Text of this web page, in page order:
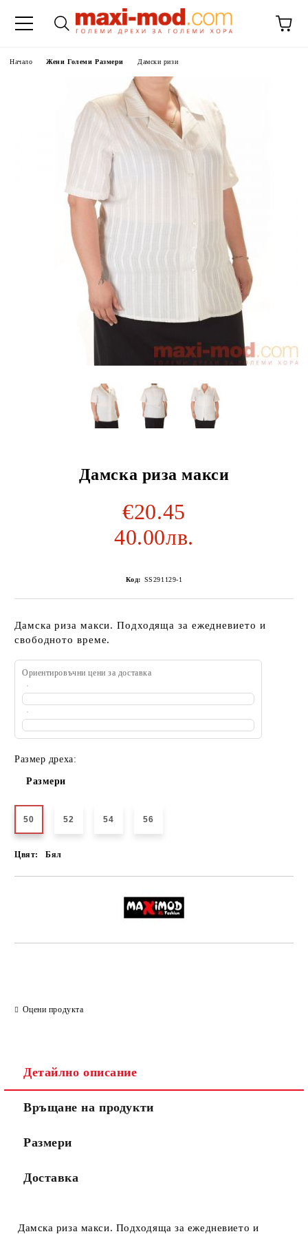
Начало Жени Големи Размери Дамски ризи
Дамска риза макси
€20.45
40.00лв.
Код: SS291129-1
Дамска риза макси. Подходяща за ежедневието и
свободното време.
Ориентировъчни цени за доставка
Размер дреха:
Размери
50 52 54 56
Цвят: Бял
Оцени продукта
Детайлно описание
Връщане на продукти
Размери
Доставка
Дамска риза макси. Подходяща за ежедневието и